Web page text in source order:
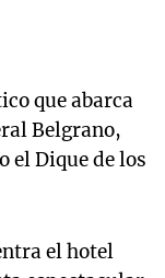
que abarca
Belgrano,
el Dique de los
el hotel